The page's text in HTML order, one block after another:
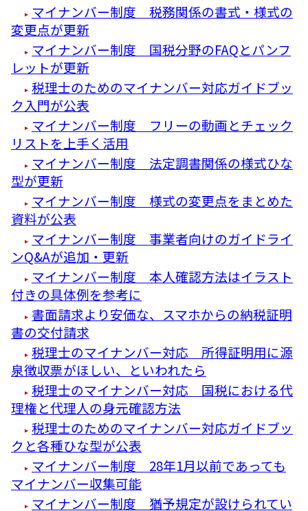
マイナンバー制度 税務関係の書式・様式の
変更点が更新
マイナンバー制度 国税分野のFAQとパンフ
レットが更新
税理士のためのマイナンバー対応ガイドブッ
ク入門が公表
マイナンバー制度 フリーの動画とチェック
リストを上手く活用
マイナンバー制度 法定調書関係の様式ひな
型が更新
マイナンバー制度 様式の変更点をまとめた
資料が公表
マイナンバー制度 事業者向けのガイドライ
ンQ&Aが追加・更新
マイナンバー制度 本人確認方法はイラスト
付きの具体例を参考に
書面請求より安価な、スマホからの納税証明
書の交付請求
税理士のマイナンバー対応 所得証明用に源
泉徴収票がほしい、といわれたら
税理士のマイナンバー対応 国税における代
理権と代理人の身元確認方法
税理士のためのマイナンバー対応ガイドブッ
クと各種ひな型が公表
マイナンバー制度 28年1月以前であっても
マイナンバー収集可能
マイナンバー制度 猶予規定が設けられてい